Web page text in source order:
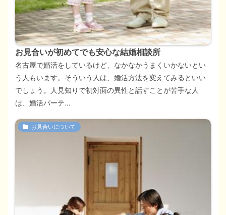
お見合いが初めてでも安心な結婚相談所
名古屋で婚活をしているけど、なかなかうまくいかないとい
う人もいます。そういう人は、婚活方法を変えてみるといい
でしょう。人見知りで初対面の異性と話すことが苦手な人
は、婚活パーテ...
お見合いについて